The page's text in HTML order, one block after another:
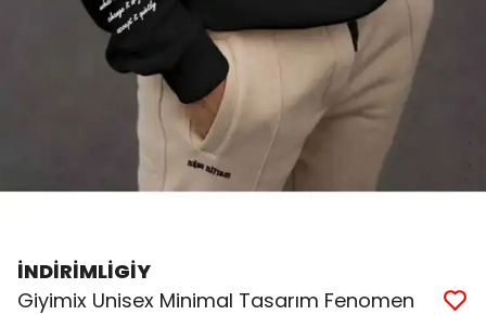
İNDİRİMLİGİY
Giyimix Unisex Minimal Tasarım Fenomen